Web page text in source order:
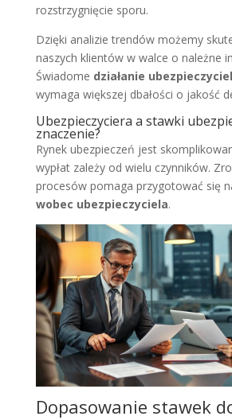
rozstrzygnięcie sporu.
Dzięki analizie trendów możemy
naszych klientów w walce o należne
Świadome działanie
wymaga większej dbałości o jakość
Ubezpieczyciera a stawki
znaczenie?
Rynek ubezpieczeń jest
wypłat zależy od wielu czynników.
procesów pomaga przygotować się
wobec ubezpieczyciela.
Dopasowanie stawek